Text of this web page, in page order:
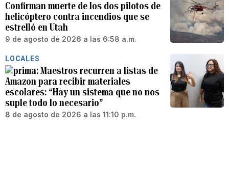
Confirman muerte de los dos pilotos de
helicóptero contra incendios que se
estrelló en Utah
9 de agosto de 2026 a las 6:58 a.m.
LOCALES
Maestros recurren a listas de
Amazon para recibir materiales
escolares: “Hay un sistema que no nos
suple todo lo necesario”
8 de agosto de 2026 a las 11:10 p.m.